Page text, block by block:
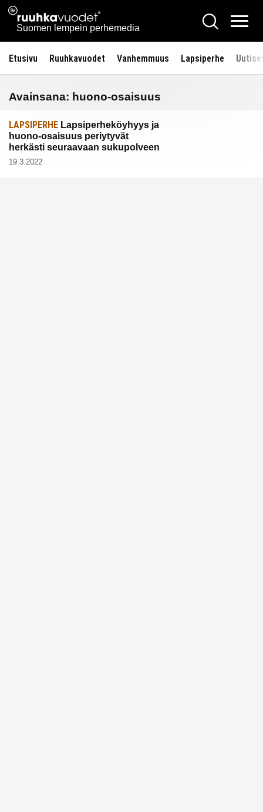
Siirry
sisältöön
Ruuhkavuodet.fi
Suomen lempein perhemedia
Hae
Etusivu Ruuhkavuodet Vanhemmuus Lapsiperhe
Avainsana: huono-osaisuus
LAPSIPERHE Lapsiperheköyhyys ja
huono-osaisuus periytyvät
herkästi seuraavaan sukupolveen
19.3.2022